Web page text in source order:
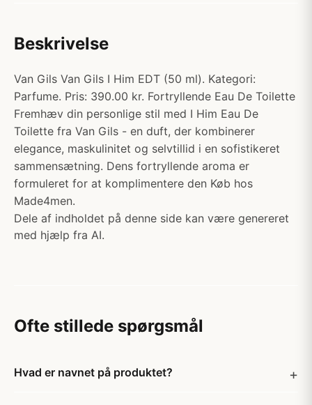
Beskrivelse
Van Gils Van Gils I Him EDT (50 ml). Kategori:
Parfume. Pris: 390.00 kr. Fortryllende Eau De Toilette
Fremhæv din personlige stil med I Him Eau De
Toilette fra Van Gils - en duft, der kombinerer
elegance, maskulinitet og selvtillid i en sofistikeret
sammensætning. Dens fortryllende aroma er
formuleret for at komplimentere den Køb hos
Made4men.
Dele af indholdet på denne side kan være genereret
med hjælp fra AI.
Ofte stillede spørgsmål
Hvad er navnet på produktet?